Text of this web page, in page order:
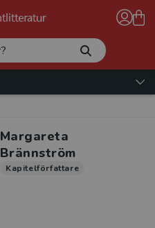
Margareta
Brännström
Kapitelförfattare